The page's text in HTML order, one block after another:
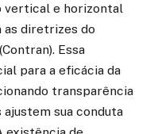
vertical e horizontal
as diretrizes do
Essa
para a eficácia da
transparência
sua conduta